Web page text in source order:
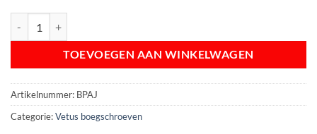
TOEVOEGEN AAN WINKELWAGEN
Artikelnummer: BPAJ
Categorie:Vetus boegschroeven